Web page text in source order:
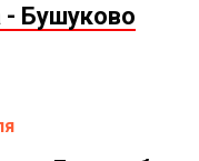
- Бушуково